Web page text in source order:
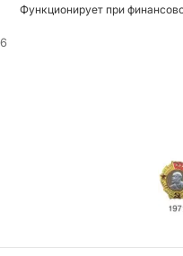
Функционирует при